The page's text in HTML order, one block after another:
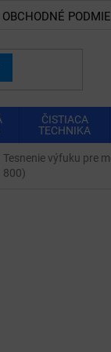
OBCHODNÉ
ČISTIACA
TECHNIKA
Tesnenie výfuku pre
800)